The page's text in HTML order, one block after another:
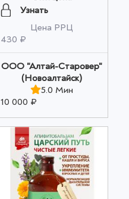
Узнать
Цена РРЦ
430 ₽
ООО "Алтай-Старовер"
(Новоалтайск)
5.0 Мин
10 000 ₽